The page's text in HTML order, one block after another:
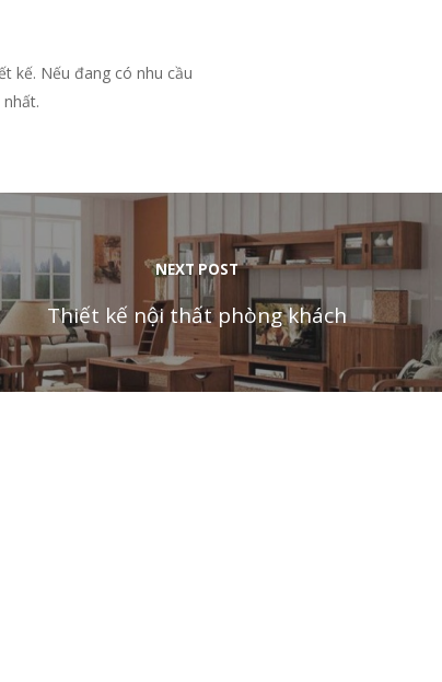
kế. Nếu đang có nhu cầu
NEXT POST
Thiết kế nội thất phòng khách